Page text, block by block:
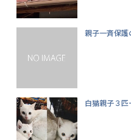
親子一斉保護
白猫親子３